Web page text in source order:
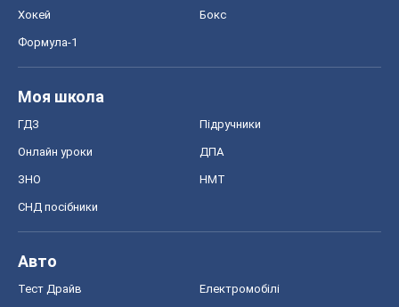
Хокей Бокс
Формула-1
Моя школа
ГДЗ Підручники
Онлайн уроки ДПА
ЗНО НМТ
СНД посібники
Авто
Тест Драйв Електромобілі